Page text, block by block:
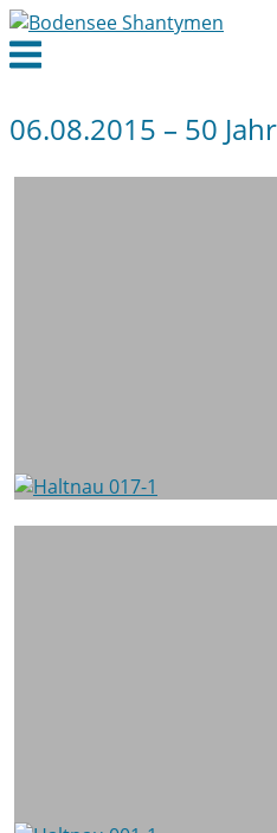
Skip
to
content
Menu
06.08.2015 – 50